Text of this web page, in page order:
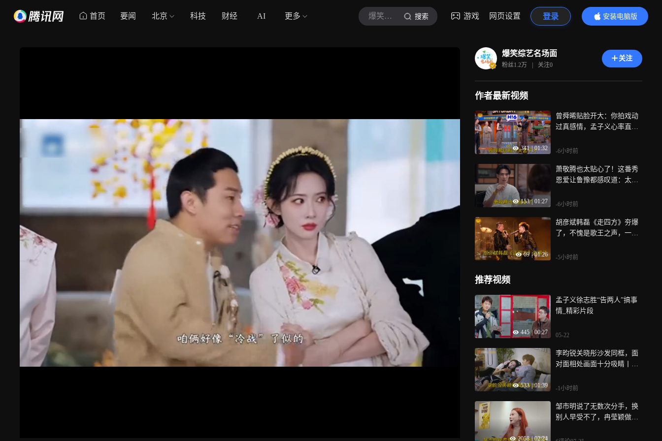
首页 要闻 北京 科技 财经 AI 更多 爆笑综艺名场面 搜索 游戏 网页设置 登录
安装电脑版
内容更精彩
爆笑综艺名场面
粉丝1.2万 | 关注0
关注
作者最新视频
341 | 01:32
曾舜晞贴脸开大：你拍戏动
过真感情，孟子义心率直线
-6小时前
153 | 01:27
萧敬腾也太贴心了！这番秀
恩爱让鲁豫都感叹道：太过
-6小时前
69 | 01:26
胡彦斌韩磊《走四方》夯爆
了，不愧是歌王之声，一开
-5小时前
推荐视频
445 | 00:27
孟子义徐志胜“告两人”搞事
情_精彩片段
05-22
533 | 01:39
李昀锐关晓彤沙发同框，面
对面相处画面十分吸睛丨耀
-1小时前
2058 | 02:24
邹市明说了无数次分手，换
别人早受不了，冉莹颖做法